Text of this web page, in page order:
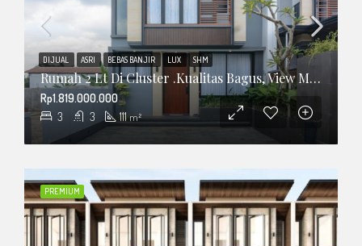
Rumah 2 Lt Di Cluster .Kualitas Bagus, View Merapi
3 3 111 m²
Rp1.819.000.000
DIJUAL ASRI BEBAS BANJIR LUX SHM
PREMIUM